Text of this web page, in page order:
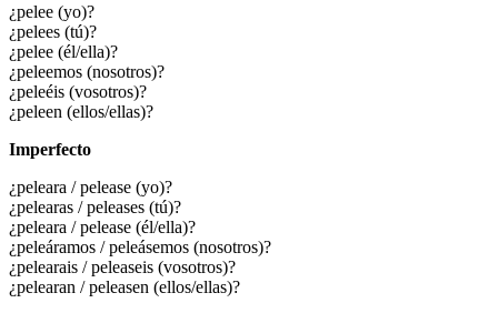
¿pelee (yo)?
¿pelees (tú)?
¿pelee (él/ella)?
¿peleemos (nosotros)?
¿peleéis (vosotros)?
¿peleen (ellos/ellas)?
Imperfecto
¿peleara / pelease (yo)?
¿pelearas / peleases (tú)?
¿peleara / pelease (él/ella)?
¿peleáramos / peleásemos (nosotros)?
¿pelearais / peleaseis (vosotros)?
¿pelearan / peleasen (ellos/ellas)?